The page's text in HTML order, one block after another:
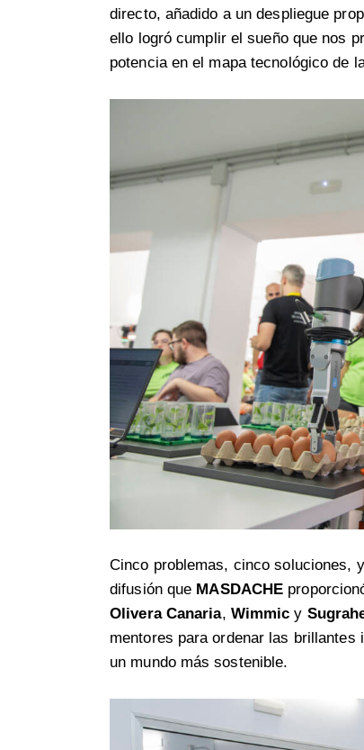
directo, añadido a un despliegue
ello logró cumplir el sueño que nos
potencia en el mapa tecnológico de
Cinco problemas, cinco soluciones,
difusión que MASDACHE
Olivera Canaria, Wimmic y
mentores para ordenar las
un mundo más sostenible.